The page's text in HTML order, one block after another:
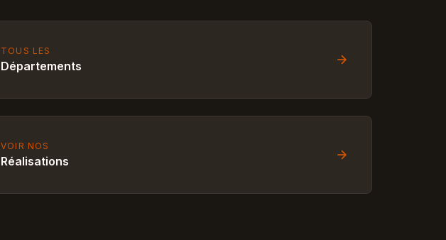
TOUS LES
Départements
VOIR NOS
Réalisations